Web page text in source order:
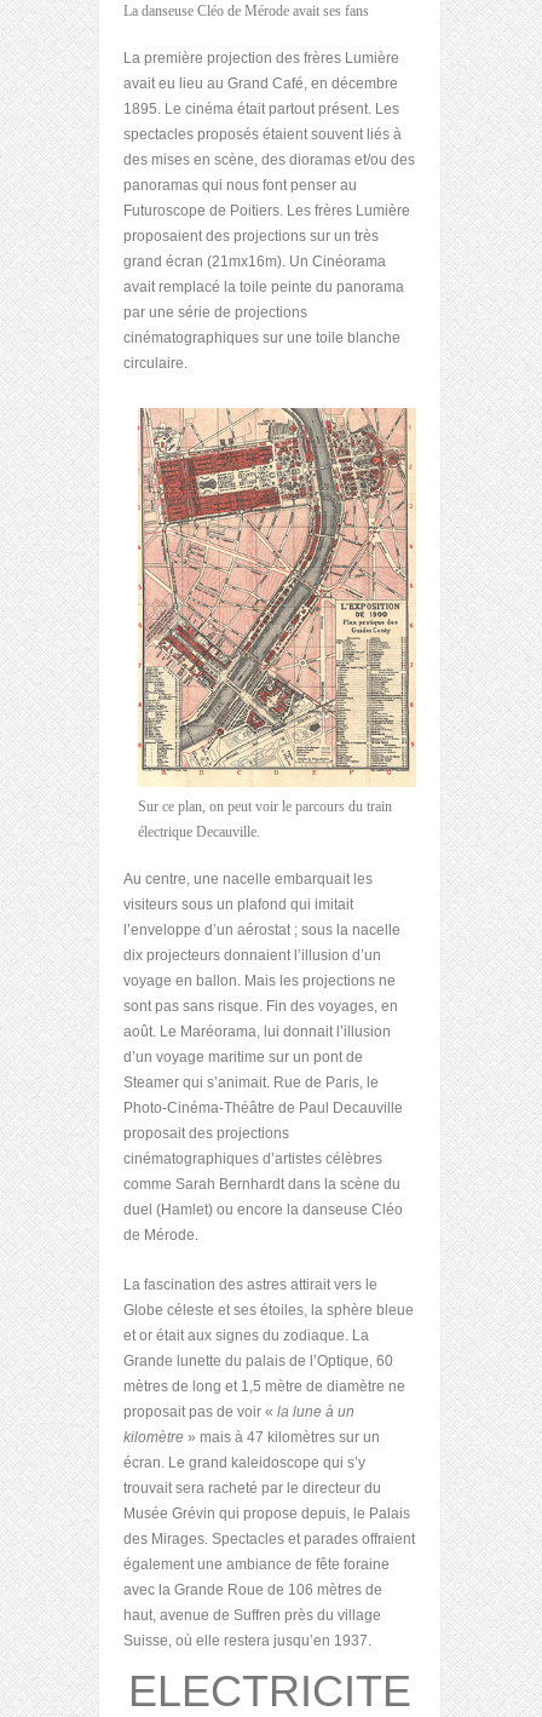
La danseuse Cléo de Mérode avait ses fans
La première projection des frères Lumière
avait eu lieu au Grand Café, en décembre
1895. Le cinéma était partout présent. Les
spectacles proposés étaient souvent liés à
des mises en scène, des dioramas et/ou des
panoramas qui nous font penser au
Futuroscope de Poitiers. Les frères Lumière
proposaient des projections sur un très
grand écran (21mx16m). Un Cinéorama
avait remplacé la toile peinte du panorama
par une série de projections
cinématographiques sur une toile blanche
circulaire.
Sur ce plan, on peut voir le parcours du train
électrique Decauville.
Au centre, une nacelle embarquait les
visiteurs sous un plafond qui imitait
l’enveloppe d’un aérostat ; sous la nacelle
dix projecteurs donnaient l’illusion d’un
voyage en ballon. Mais les projections ne
sont pas sans risque. Fin des voyages, en
août. Le Maréorama, lui donnait l’illusion
d’un voyage maritime sur un pont de
Steamer qui s’animait. Rue de Paris, le
Photo-Cinéma-Théâtre de Paul Decauville
proposait des projections
cinématographiques d’artistes célèbres
comme Sarah Bernhardt dans la scène du
duel (Hamlet) ou encore la danseuse Cléo
de Mérode.
La fascination des astres attirait vers le
Globe céleste et ses étoiles, la sphère bleue
et or était aux signes du zodiaque. La
Grande lunette du palais de l’Optique, 60
mètres de long et 1,5 mètre de diamètre ne
proposait pas de voir « la lune à un
kilomètre » mais à 47 kilomètres sur un
écran. Le grand kaleidoscope qui s’y
trouvait sera racheté par le directeur du
Musée Grévin qui propose depuis, le Palais
des Mirages. Spectacles et parades offraient
également une ambiance de fête foraine
avec la Grande Roue de 106 mètres de
haut, avenue de Suffren près du village
Suisse, où elle restera jusqu’en 1937.
ELECTRICITE